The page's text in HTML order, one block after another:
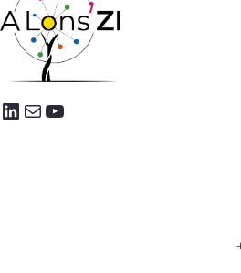
LinkedIn
E-mailYouTube